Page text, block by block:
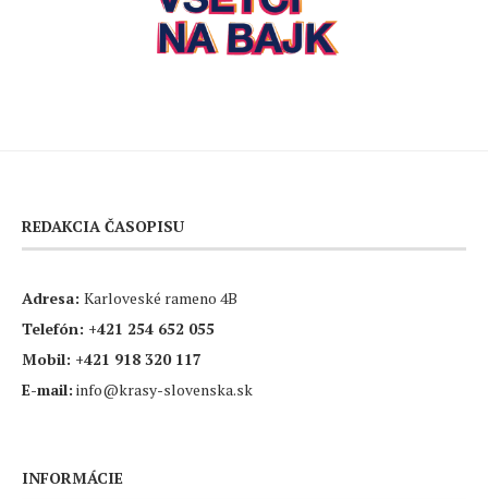
REDAKCIA ČASOPISU
Adresa: Karloveské rameno 4B
Telefón: +421 254 652 055
Mobil: +421 918 320 117
E-mail: info@krasy-slovenska.sk
INFORMÁCIE